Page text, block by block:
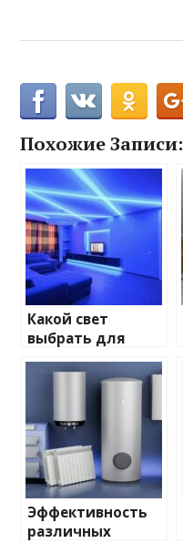
Похожие Записи:
Какой свет
выбрать для
домашнего
освещения
Эффективность
различных